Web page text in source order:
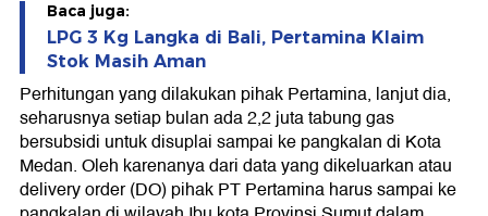
Baca juga:
LPG 3 Kg Langka di Bali, Pertamina Klaim
Stok Masih Aman
Perhitungan yang dilakukan pihak Pertamina, lanjut dia,
seharusnya setiap bulan ada 2,2 juta tabung gas
bersubsidi untuk disuplai sampai ke pangkalan di Kota
Medan. Oleh karenanya dari data yang dikeluarkan atau
delivery order (DO) pihak PT Pertamina harus sampai ke